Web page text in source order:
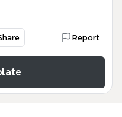
Report